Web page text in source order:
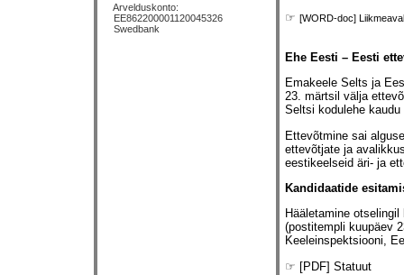
Arvelduskonto:
EE862200001120045326
Swedbank
☞[WORD-doc]
Ehe Eesti – Eesti
Emakeele Selts ja
23. märtsil välja
Seltsi kodulehe
Ettevõtmine sai
ettevõtjate ja
eestikeelseid äri- ja
Kandidaatide
Hääletamine otselingil
(postitempli kuupäev
Keeleinspektsiooni,
☞ [PDF] Statuut